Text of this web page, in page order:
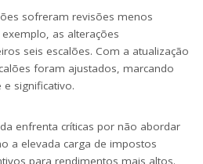
sofreram revisões menos
as alterações
seis escalões. Com a atualização
foram ajustados, marcando
significativo.
enfrenta críticas por não abordar
a elevada carga de impostos
para rendimentos mais altos.